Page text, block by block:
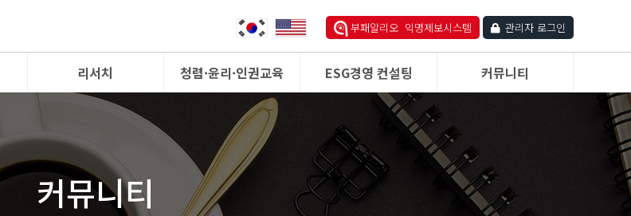
부패알리오 익명제보시스템 관리자 로그인
리서치 청렴·윤리·인권교육 ESG경영 컨설팅 커뮤니티
커뮤니티